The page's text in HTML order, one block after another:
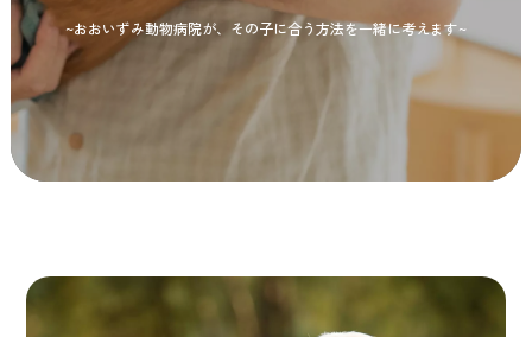
~おおいずみ動物病院が、その子に合う方法を一緒に考えます~